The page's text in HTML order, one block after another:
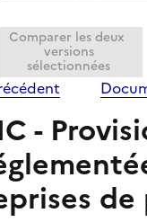
Comparer les deux
versions
sélectionnées
-
de